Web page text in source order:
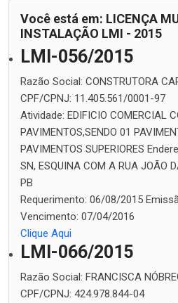
Você está em: LICENÇA
INSTALAÇÃO LMI - 2015
LMI-056/2015
Razão Social: CONSTRUTORA
CPF/CPNJ: 11.405.561/0001-97
Atividade: EDIFICIO COMERCIAL
PAVIMENTOS,SENDO 01
PAVIMENTOS SUPERIORES
SN, ESQUINA COM A RUA JOÃO
PB
Requerimento: 06/08/2015
Vencimento: 07/04/2016
Clique Aqui
LMI-066/2015
Razão Social: FRANCISCA
CPF/CPNJ: 424.978.844-04